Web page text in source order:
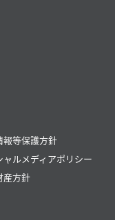
報等保護方針
ャルメディアポリシー
産方針